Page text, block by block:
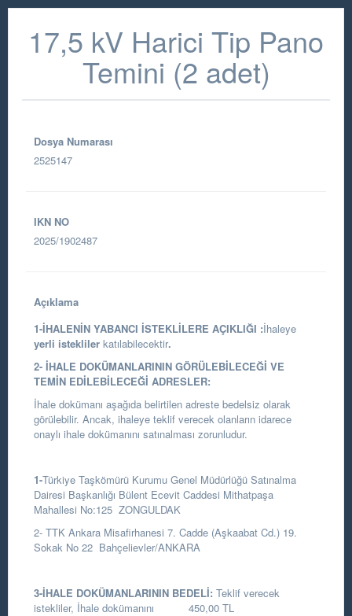
17,5 kV Harici Tip Pano
Temini (2 adet)
Dosya Numarası
2525147
IKN NO
2025/1902487
Açıklama
1-İHALENİN YABANCI İSTEKLİLERE AÇIKLIĞI :İhaleye
yerli istekliler katılabilecektir.
2- İHALE DOKÜMANLARININ GÖRÜLEBİLECEĞİ VE
TEMİN EDİLEBİLECEĞİ ADRESLER:
İhale dokümanı aşağıda belirtilen adreste bedelsiz olarak
görülebilir. Ancak, ihaleye teklif verecek olanların idarece
onaylı ihale dokümanını satınalması zorunludur.
1-Türkiye Taşkömürü Kurumu Genel Müdürlüğü Satınalma
Dairesi Başkanlığı Bülent Ecevit Caddesi Mithatpaşa
Mahallesi No:125 ZONGULDAK
2- TTK Ankara Misafirhanesi 7. Cadde (Aşkaabat Cd.) 19.
Sokak No 22 Bahçelievler/ANKARA
3-İHALE DOKÜMANLARININ BEDELİ: Teklif verecek
istekliler, İhale dokümanını 450,00 TL